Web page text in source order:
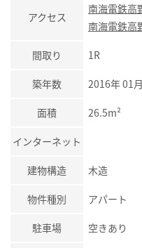
アクセス
南海電鉄高
南海電鉄高
間取り 1R
築年数 2016年 01
面積 26.5m²
インターネット
建物構造 木造
物件種別 アパート
駐車場 空きあり